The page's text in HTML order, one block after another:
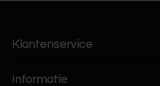
Klantenservice
Informatie